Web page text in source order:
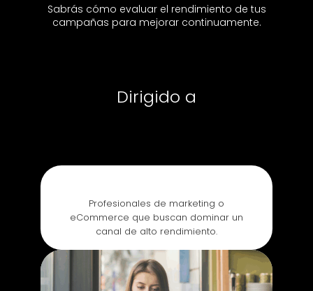
Sabrás cómo evaluar el rendimiento de tus
campañas para mejorar continuamente.
Dirigido a
Profesionales de marketing o
eCommerce que buscan dominar un
canal de alto rendimiento.